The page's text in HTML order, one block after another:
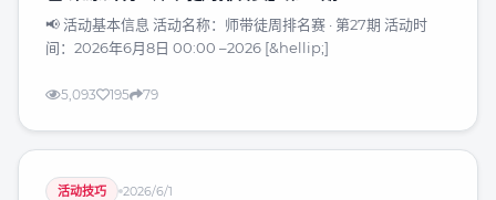
📢 活动基本信息 活动名称：师带徒周排名赛 · 第27期 活动时
间：2026年6月8日 00:00 –2026 [&hellip;]
5,093 195 79
活动技巧 2026/6/1